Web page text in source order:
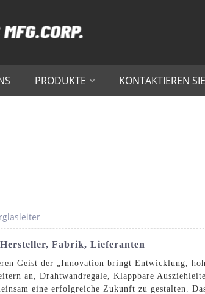
PRODUKTE KONTAKTIEREN
Fabrik, Lieferanten
Geist der „Innovation bringt Entwicklung,
an, Drahtwandregale Klappbare
eine erfolgreiche Zukunft zu gestalten.